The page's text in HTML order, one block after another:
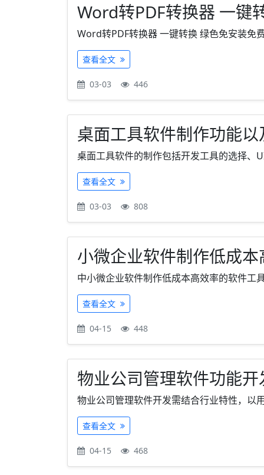
Word转PDF转换器 一键
Word转PDF转换器 一键转换 绿色免安装免
查看全文
03-03 446
桌面工具软件制作功能
桌面工具软件的制作包括开发工具的选择、
查看全文
03-03 808
小微企业软件制作低成
中小微企业软件制作低成本高效率的软件工
查看全文
04-15 448
物业公司管理软件功能
物业公司管理软件开发需结合行业特性，以
查看全文
04-15 468